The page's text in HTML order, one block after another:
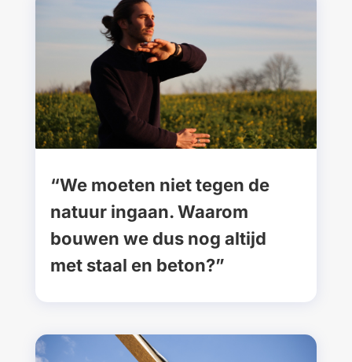
“We moeten niet tegen de
natuur ingaan. Waarom
bouwen we dus nog altijd
met staal en beton?”